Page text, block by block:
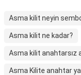
Asma kilit neyin
Asma kilit ne kadar?
Asma kilit anahtarsız
Asma Kilite anahtar